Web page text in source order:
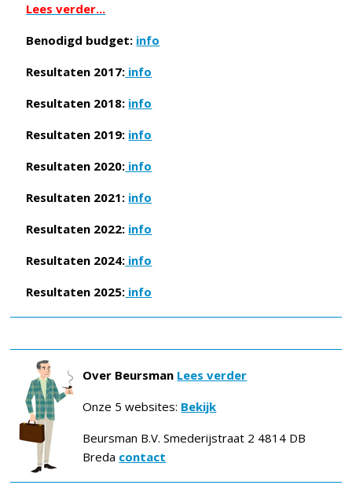
Lees verder...
Benodigd budget: info
Resultaten 2017: info
Resultaten 2018: info
Resultaten 2019: info
Resultaten 2020: info
Resultaten 2021: info
Resultaten 2022: info
Resultaten 2024: info
Resultaten 2025: info
Over Beursman Lees verder
Onze 5 websites: Bekijk
Beursman B.V. Smederijstraat 2 4814 DB
Breda contact